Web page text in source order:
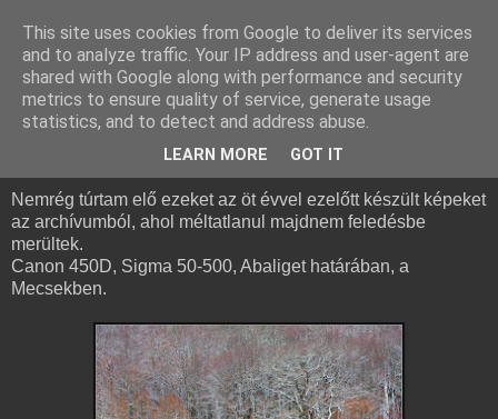
2016. január 26., kedd
Nemrég túrtam elő ezeket az öt évvel ezelőtt készült képeket
az archívumból, ahol méltatlanul majdnem feledésbe
merültek.
Canon 450D, Sigma 50-500, Abaliget határában, a
Mecsekben.
This site uses cookies from Google to deliver its services
and to analyze traffic. Your IP address and user-agent are
shared with Google along with performance and security
metrics to ensure quality of service, generate usage
statistics, and to detect and address abuse.
LEARN MORE GOT IT